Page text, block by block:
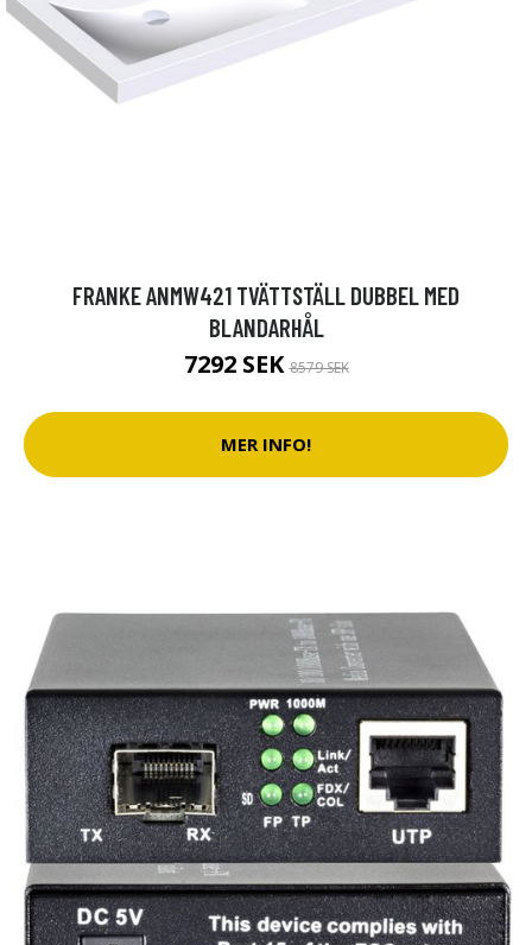
FRANKE ANMW421 TVÄTTSTÄLL DUBBEL MED
BLANDARHÅL
7292 SEK8579 SEK
MER INFO!